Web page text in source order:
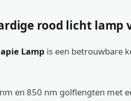
rood licht lamp
Lamp is een betrouwbare
en 850 nm golflengten met